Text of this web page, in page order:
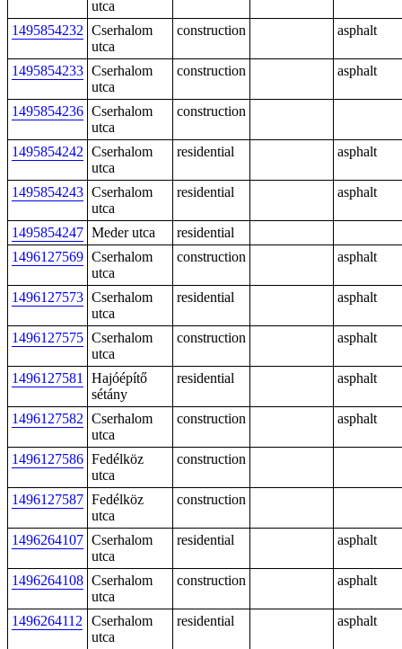
utca
1495854232 Cserhalom
utca
construction asphalt
1495854233 Cserhalom
utca
construction asphalt
1495854236 Cserhalom
utca
construction
1495854242 Cserhalom
utca
residential asphalt
1495854243 Cserhalom
utca
residential asphalt
1495854247 Meder utca
residential
1496127569 Cserhalom
utca
construction asphalt
1496127573 Cserhalom
utca
residential asphalt
1496127575 Cserhalom
utca
construction asphalt
1496127581
Hajóépítő
sétány
residential asphalt
1496127582 Cserhalom
utca
construction asphalt
1496127586 Fedélköz
utca
construction
1496127587 Fedélköz
utca
construction
1496264107 Cserhalom
utca
residential asphalt
1496264108 Cserhalom
utca
construction asphalt
1496264112
Cserhalom
utca
residential asphalt